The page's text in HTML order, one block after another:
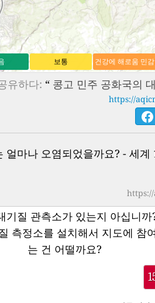
보통 건강에 해로움 민
유하다: “ 콩고 민주 공화국의
https://
얼마나 오염되었을까요? - 세
기질 관측소가 있는지 아십니까
측정소를 설치해서 지도에 참
는 건 어떨까요?